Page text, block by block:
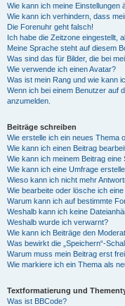
Wie kann ich meine Einstellungen
Wie kann ich verhindern, dass
Die Forenuhr geht falsch!
Ich habe die Zeitzone eingestellt,
Meine Sprache steht auf diesem
Was sind das für Bilder, die bei
Wie verwende ich einen Avatar?
Was ist mein Rang und wie kann
Wenn ich bei einem Benutzer auf
anzumelden.
Beiträge schreiben
Wie erstelle ich ein neues Thema
Wie kann ich einen Beitrag
Wie kann ich meinem Beitrag eine
Wie kann ich eine Umfrage
Wieso kann ich nicht mehr
Wie bearbeite oder lösche ich
Warum kann ich auf bestimmte
Weshalb kann ich keine
Weshalb wurde ich verwarnt?
Wie kann ich Beiträge den
Was bewirkt die „Speichern“-
Warum muss mein Beitrag erst
Wie markiere ich ein Thema als
Textformatierung und
Was ist BBCode?